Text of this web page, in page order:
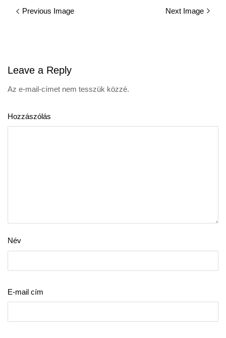
Previous Image Next Image
Leave a Reply
Az e-mail-címet nem tesszük közzé.
Hozzászólás
Név
E-mail cím